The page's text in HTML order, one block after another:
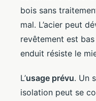
bois sans
mal. L’acier peut
revêtement est
enduit résiste le
L’usage prévu. Un
isolation peut se